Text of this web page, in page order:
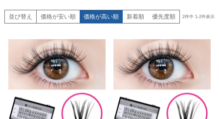
並び替え 価格が安い順 価格が高い順 新着順 優先度順 2件中 1-2件表示